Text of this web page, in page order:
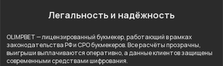
Легальность и надёжность
OLIMPBET — лицензированный букмекер, работающий в рамках
законодательства РФ и СРО букмекеров. Все расчёты прозрачны,
выигрыши выплачиваются оперативно, а данные клиентов защищены
современными средствами шифрования.